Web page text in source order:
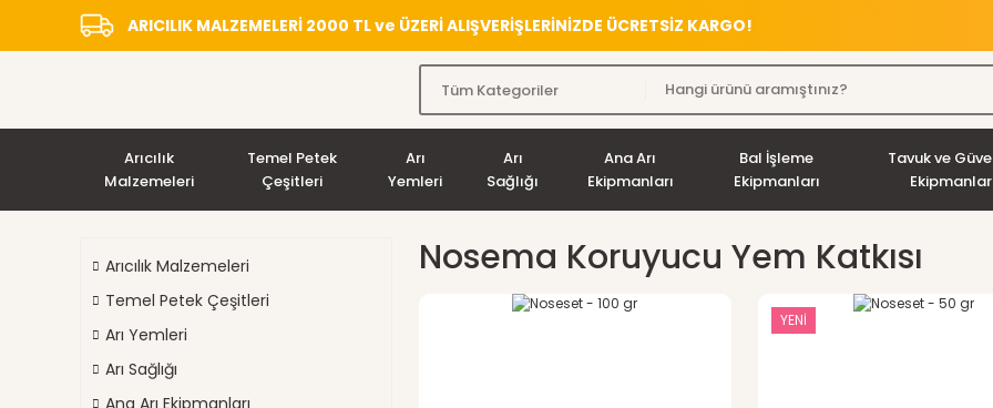
ARICILIK MALZEMELERİ 2000 TL ve ÜZERİ ALIŞVERİŞLERİNİZDE ÜCRETSİZ KARGO!
Arıcılık
Malzemeleri
Temel Petek
Çeşitleri
Arı
Yemleri
Arı
Sağlığı
Ana Arı
Ekipmanları
Bal İşleme
Ekipmanları
Tavuk ve
Arıcılık Malzemeleri
Temel Petek Çeşitleri
Arı Yemleri
Arı Sağlığı
Ana Arı Ekipmanları
Nosema Koruyucu Yem Katkısı
YENİ